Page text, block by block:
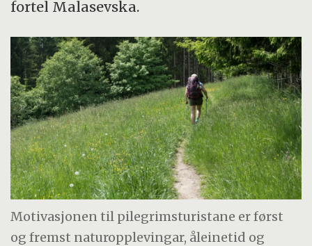
fortel Malasevska.
Motivasjonen til pilegrimsturistane er først
og fremst naturopplevingar, åleinetid og